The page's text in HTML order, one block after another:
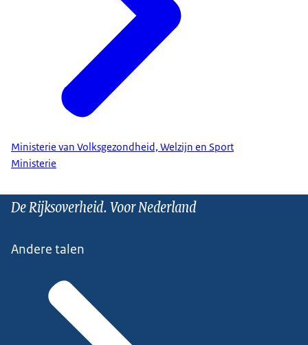
Ministerie van Volksgezondheid, Welzijn en Sport
Ministerie
De Rijksoverheid. Voor Nederland
Andere talen